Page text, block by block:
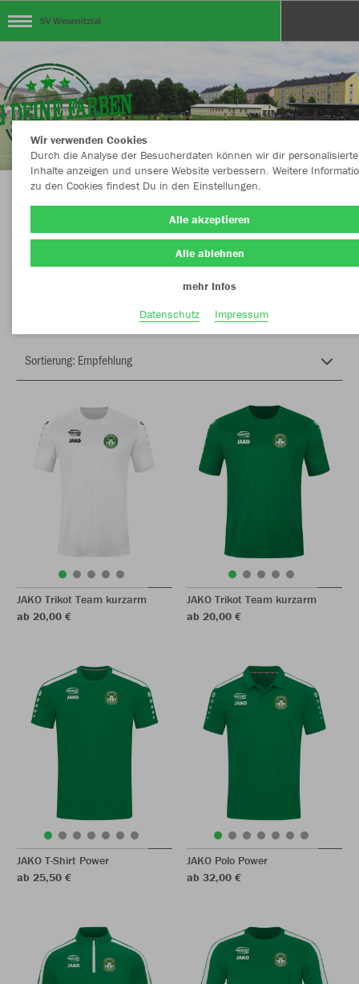
SV Wesenitztal
Herzlich Willkommen im Teamshop SV
Wesenitztal
JAKO Trikot Team kurzarm
ab 20,00 €
JAKO Trikot Team kurzarm
ab 20,00 €
JAKO T-Shirt Power
ab 25,50 €
JAKO Polo Power
ab 32,00 €
Wir verwenden Cookies
Durch die Analyse der Besucherdaten können wir dir personalisierte
Inhalte anzeigen und unsere Website verbessern. Weitere
zu den Cookies findest Du in den Einstellungen.
Alle akzeptieren
Alle ablehnen
mehr Infos
Datenschutz
Impressum